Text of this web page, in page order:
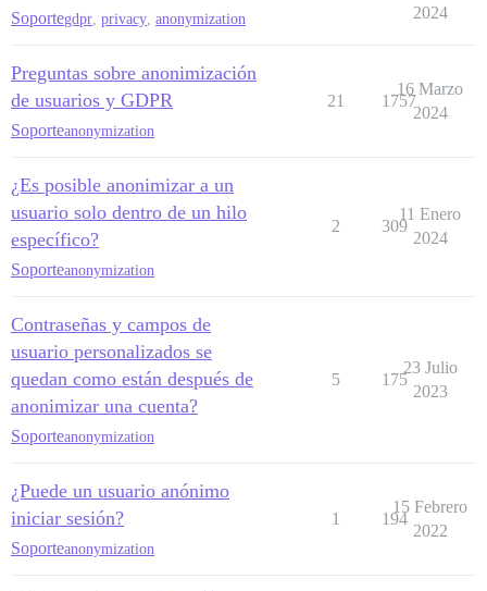
Soportegdpr privacy anonymization
2024
Preguntas sobre anonimización
de usuarios y GDPR
Soporteanonymization
21 1757
16 Marzo
2024
¿Es posible anonimizar a un
usuario solo dentro de un hilo
específico?
Soporteanonymization
2 309
11 Enero
2024
Contraseñas y campos de
usuario personalizados se
quedan como están después de
anonimizar una cuenta?
Soporteanonymization
5 175
23 Julio
2023
¿Puede un usuario anónimo
iniciar sesión?
Soporteanonymization
1 194
15 Febrero
2022